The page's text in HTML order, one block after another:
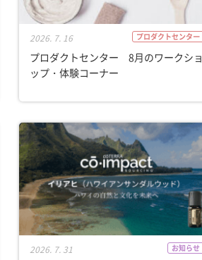
2026. 7. 16 プロダクトセンター
プロダクトセンター 8月のワークショ
ップ・体験コーナー
2026. 7. 31 お知らせ